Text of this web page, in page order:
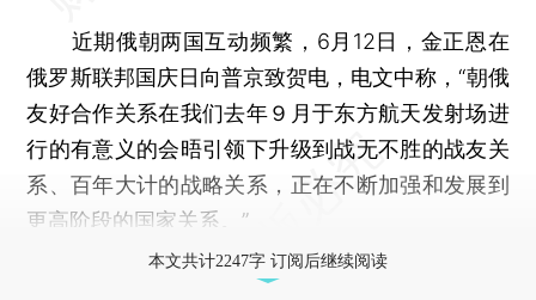
近期俄朝两国互动频繁，6月12日，金正恩在
俄罗斯联邦国庆日向普京致贺电，电文中称，“朝俄
友好合作关系在我们去年９月于东方航天发射场进
行的有意义的会晤引领下升级到战无不胜的战友关
系、百年大计的战略关系，正在不断加强和发展到
更高阶段的国家关系。”
本文共计2247字 订阅后继续阅读